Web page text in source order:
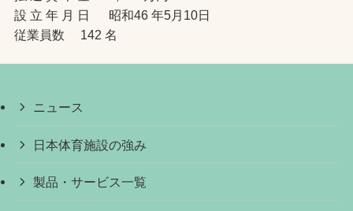
設 立 年 月 日 昭和46 年5月10日
従業員数 142 名
ニュース
日本体育施設の強み
製品・サービス一覧